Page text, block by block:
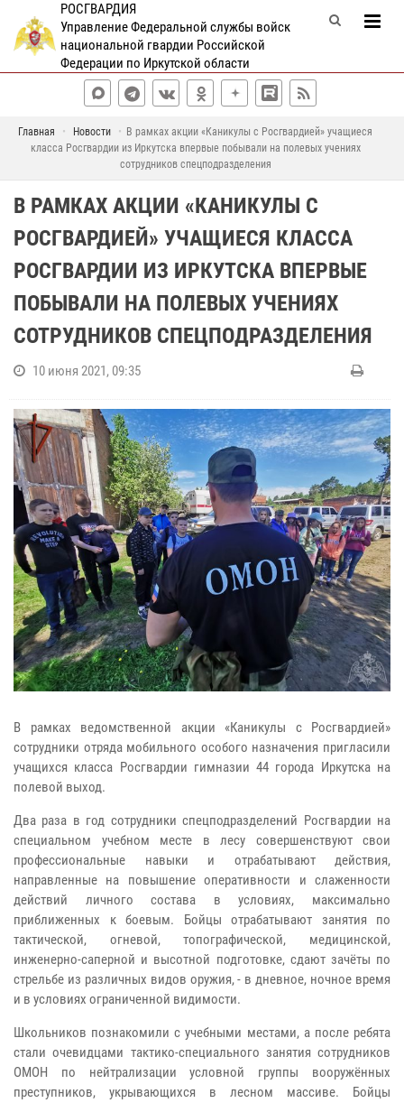
РОСГВАРДИЯ
Управление Федеральной службы войск
национальной гвардии Российской
Федерации по Иркутской области
Главная Новости
В рамках акции «Каникулы с Росгвардией» учащиеся
класса Росгвардии из Иркутска впервые побывали на полевых учениях
сотрудников спецподразделения
В РАМКАХ АКЦИИ «КАНИКУЛЫ С
РОСГВАРДИЕЙ» УЧАЩИЕСЯ КЛАССА
РОСГВАРДИИ ИЗ ИРКУТСКА ВПЕРВЫЕ
ПОБЫВАЛИ НА ПОЛЕВЫХ УЧЕНИЯХ
СОТРУДНИКОВ СПЕЦПОДРАЗДЕЛЕНИЯ
10 июня 2021, 09:35
В рамках ведомственной акции «Каникулы с Росгвардией»
сотрудники отряда мобильного особого назначения пригласили
учащихся класса Росгвардии гимназии 44 города Иркутска на
полевой выход.
Два раза в год сотрудники спецподразделений Росгвардии на
специальном учебном месте в лесу совершенствуют свои
профессиональные навыки и отрабатывают действия,
направленные на повышение оперативности и слаженности
действий личного состава в условиях, максимально
приближенных к боевым. Бойцы отрабатывают занятия по
тактической, огневой, топографической, медицинской,
инженерно-саперной и высотной подготовке, сдают зачёты по
стрельбе из различных видов оружия, - в дневное, ночное время
и в условиях ограниченной видимости.
Школьников познакомили с учебными местами, а после ребята
стали очевидцами тактико-специального занятия сотрудников
ОМОН по нейтрализации условной группы вооружённых
преступников, укрывающихся в лесном массиве. Бойцы